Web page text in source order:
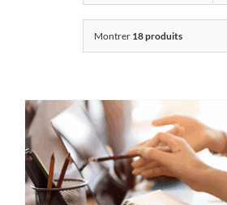
Montrer 18 produits